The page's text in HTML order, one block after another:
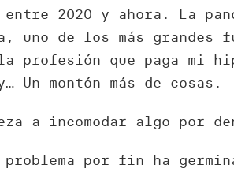
entre 2020 y ahora. La
uno de los más
profesión que paga mi
montón más de cosas.
a incomodar algo por
por fin ha